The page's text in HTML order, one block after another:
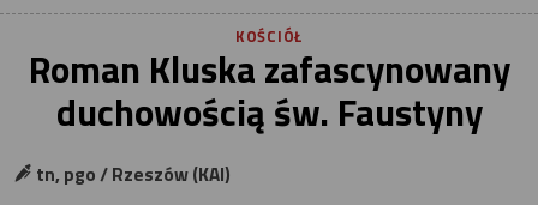
KOŚCIÓŁ
Roman Kluska zafascynowany
duchowością św. Faustyny
tn, pgo / Rzeszów (KAI)